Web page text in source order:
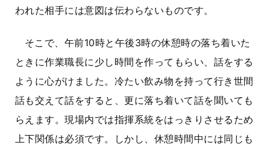
われた相手には意図は伝わらないものです。
そこで、午前10時と午後3時の休憩時の落ち着いた
ときに作業職長に少し時間を作ってもらい、話をする
ように心がけました。冷たい飲み物を持って行き世間
話も交えて話をすると、更に落ち着いて話を聞いても
らえます。現場内では指揮系統をはっきりさせるため
上下関係は必須です。しかし、休憩時間中には同じも